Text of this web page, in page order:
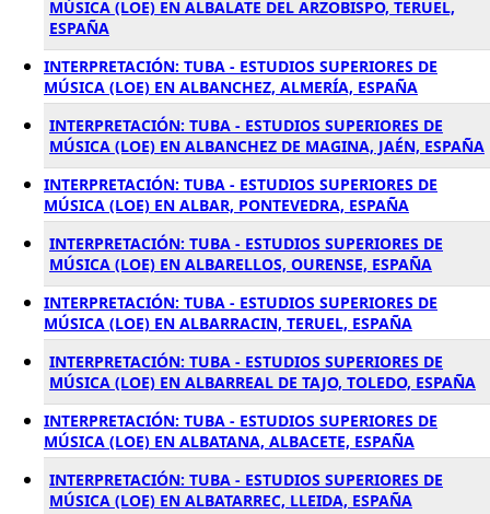
MÚSICA (LOE) EN ALBALATE DEL ARZOBISPO, TERUEL,
ESPAÑA
INTERPRETACIÓN: TUBA - ESTUDIOS SUPERIORES DE
MÚSICA (LOE) EN ALBANCHEZ, ALMERÍA, ESPAÑA
INTERPRETACIÓN: TUBA - ESTUDIOS SUPERIORES DE
MÚSICA (LOE) EN ALBANCHEZ DE MAGINA, JAÉN, ESPAÑA
INTERPRETACIÓN: TUBA - ESTUDIOS SUPERIORES DE
MÚSICA (LOE) EN ALBAR, PONTEVEDRA, ESPAÑA
INTERPRETACIÓN: TUBA - ESTUDIOS SUPERIORES DE
MÚSICA (LOE) EN ALBARELLOS, OURENSE, ESPAÑA
INTERPRETACIÓN: TUBA - ESTUDIOS SUPERIORES DE
MÚSICA (LOE) EN ALBARRACIN, TERUEL, ESPAÑA
INTERPRETACIÓN: TUBA - ESTUDIOS SUPERIORES DE
MÚSICA (LOE) EN ALBARREAL DE TAJO, TOLEDO, ESPAÑA
INTERPRETACIÓN: TUBA - ESTUDIOS SUPERIORES DE
MÚSICA (LOE) EN ALBATANA, ALBACETE, ESPAÑA
INTERPRETACIÓN: TUBA - ESTUDIOS SUPERIORES DE
MÚSICA (LOE) EN ALBATARREC, LLEIDA, ESPAÑA